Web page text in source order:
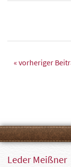
« vorheriger
Leder Meißner